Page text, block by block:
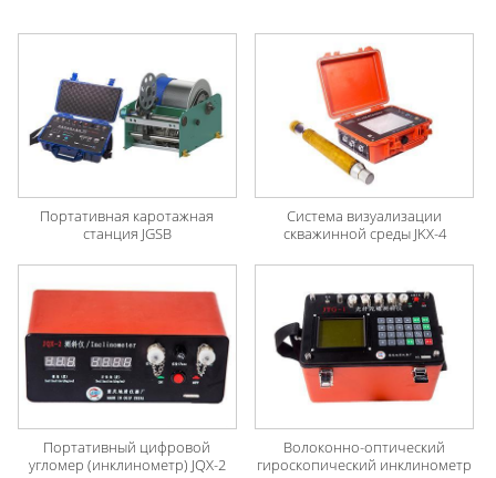
Портативная каротажная
станция JGSB
Система визуализации
скважинной среды JKX-4
Портативный цифровой
угломер (инклинометр) JQX-2
Волоконно-оптический
гироскопический инклинометр